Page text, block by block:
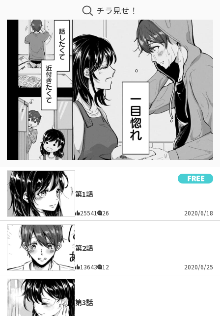
チラ見せ！
第1話
25541 26 2020/6/18
第2話
13643 12 2020/6/25
第3話